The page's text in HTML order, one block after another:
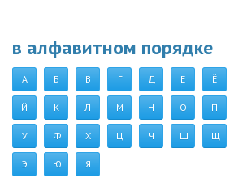
в алфавитном порядке
А Б В Г Д Е Ё
Й К Л М Н О П
У Ф Х Ц Ч Ш Щ
Э Ю Я